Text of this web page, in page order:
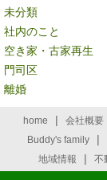
未分類
社内のこと
空き家・古家再生
門司区
離婚
home | 会社概要
Buddy's family |
地域情報 | 不